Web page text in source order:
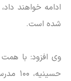
ادامه خواهند
شده است.